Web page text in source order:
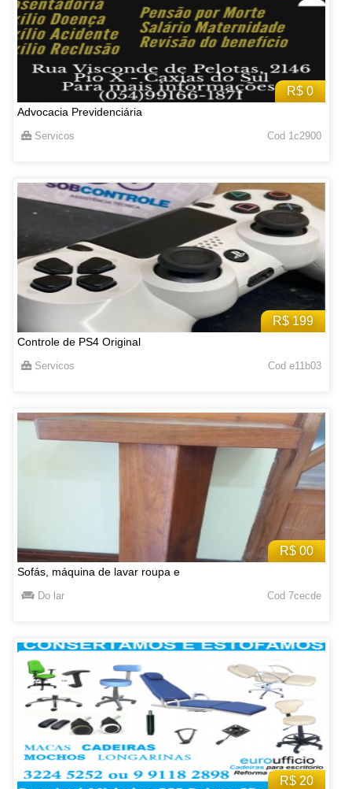
R$ 0
Advocacia Previdenciária
Servicos Cod 1c2900
R$ 199
Controle de PS4 Original
Servicos Cod e11b03
R$ 00
Sofás, máquina de lavar roupa e
Do lar Cod 7cecde
R$ 20